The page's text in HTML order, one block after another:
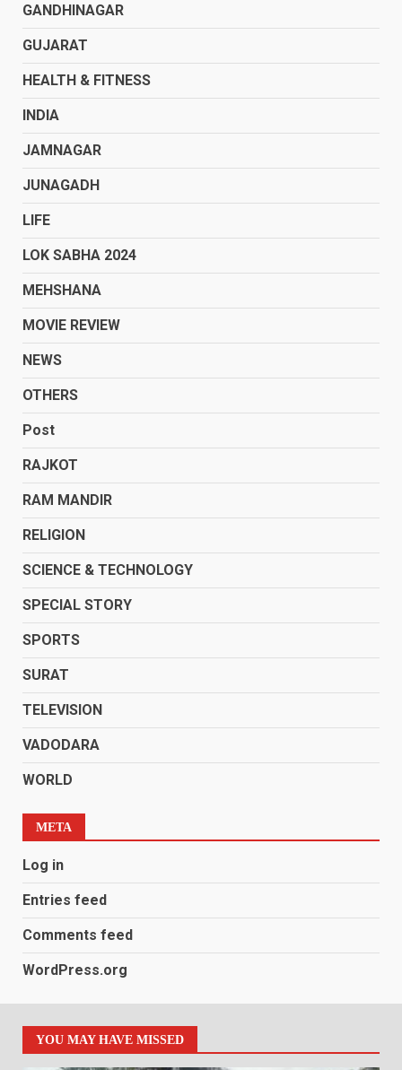
GANDHINAGAR
GUJARAT
HEALTH & FITNESS
INDIA
JAMNAGAR
JUNAGADH
LIFE
LOK SABHA 2024
MEHSHANA
MOVIE REVIEW
NEWS
OTHERS
Post
RAJKOT
RAM MANDIR
RELIGION
SCIENCE & TECHNOLOGY
SPECIAL STORY
SPORTS
SURAT
TELEVISION
VADODARA
WORLD
META
Log in
Entries feed
Comments feed
WordPress.org
YOU MAY HAVE MISSED